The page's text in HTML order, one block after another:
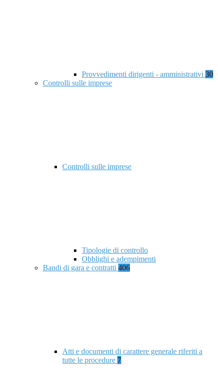
Provvedimenti dirigenti - amministrativi 30
Controlli sulle imprese
Controlli sulle imprese
Tipologie di controllo
Obblighi e adempimenti
Bandi di gara e contratti 406
Atti e documenti di carattere generale riferiti a
tutte le procedure 7